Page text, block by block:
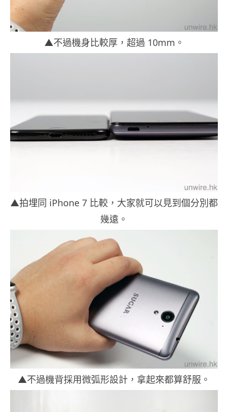
▲不過機身比較厚，超過 10mm。
▲拍埋同 iPhone 7 比較，大家就可以見到個分別都
幾遠。
▲不過機背採用微弧形設計，拿起來都算舒服。